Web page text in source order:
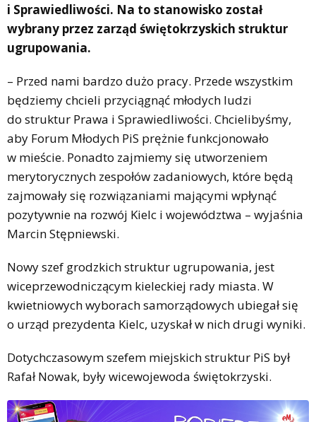
i Sprawiedliwości. Na to stanowisko został
wybrany przez zarząd świętokrzyskich struktur
ugrupowania.
– Przed nami bardzo dużo pracy. Przede wszystkim
będziemy chcieli przyciągnąć młodych ludzi
do struktur Prawa i Sprawiedliwości. Chcielibyśmy,
aby Forum Młodych PiS prężnie funkcjonowało
w mieście. Ponadto zajmiemy się utworzeniem
merytorycznych zespołów zadaniowych, które będą
zajmowały się rozwiązaniami mającymi wpłynąć
pozytywnie na rozwój Kielc i województwa – wyjaśnia
Marcin Stępniewski.
Nowy szef grodzkich struktur ugrupowania, jest
wiceprzewodniczącym kieleckiej rady miasta. W
kwietniowych wyborach samorządowych ubiegał się
o urząd prezydenta Kielc, uzyskał w nich drugi wyniki.
Dotychczasowym szefem miejskich struktur PiS był
Rafał Nowak, były wicewojewoda świętokrzyski.